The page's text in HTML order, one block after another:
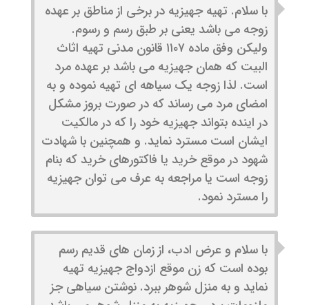
با سلام. تهیه جهیزیه در برخی از مناطق بر عهده
زوجه می باشد یعنی بر طبق رسم و رسوم.
ولیکن وفق ماده ۱۱۰۷ قانون مدنی تهیه اثاث
البیت که همان جهیزیه می باشد بر عهده مرد
است. لذا زوجه یک سیاهه ای تهیه نموده و به
امضای مرد می رساند که در صورت بروز مشکل
در اینده بتواند جهیزیه خود را که در مالکیت
ایشان است مسترد نماید. و همچنین با شهادت
شهود در موقع خرید یا فاکتورهای خرید که بنام
زوجه است یا مراجعه به عرف می توان جهیزیه
را مسترد نمود.
با سلام و عرض ادب، از زمان های قدیم رسم
بوده است که زن موقع ازدواج جهیزیه تهیه
نماید و به منزل شوهر ببرد. نوشتن سیاهی جز